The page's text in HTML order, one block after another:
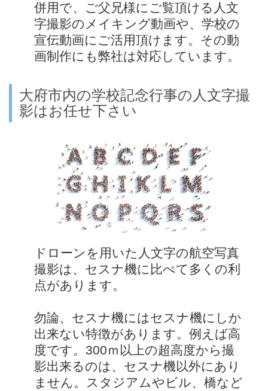
併用で、ご父兄様にご覧頂ける人文
字撮影のメイキング動画や、学校の
宣伝動画にご活用頂けます。その動
画制作にも弊社は対応しています。
大府市内の学校記念行事の人文字撮
影はお任せ下さい
ドローンを用いた人文字の航空写真
撮影は、セスナ機に比べて多くの利
点があります。
勿論、セスナ機にはセスナ機にしか
出来ない特徴があります。例えば高
度です。300ｍ以上の超高度から撮
影出来るのは、セスナ機以外にあり
ません。スタジアムやビル、橋など